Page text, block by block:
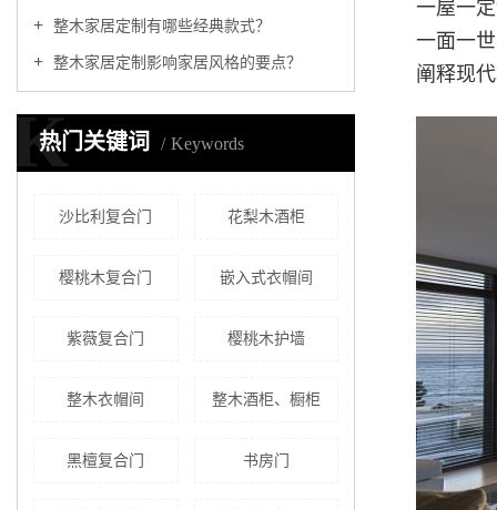
整木家居定制有哪些经典款式？
整木家居定制影响家居风格的要点？
热门关键词 Keywords
K
沙比利复合门 花梨木酒柜
樱桃木复合门 嵌入式衣帽间
紫薇复合门 樱桃木护墙
整木衣帽间 整木酒柜、橱柜
黑檀复合门 书房门
一屋一
一面一
阐释现